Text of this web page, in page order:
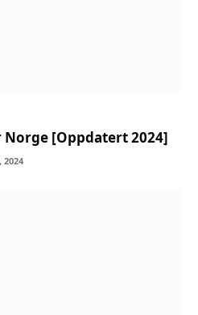
Norge [Oppdatert 2024]
2024